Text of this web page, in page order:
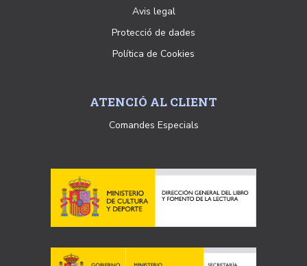
Avis legal
Protecció de dades
Política de Cookies
ATENCIÓ AL CLIENT
Comandes Especials